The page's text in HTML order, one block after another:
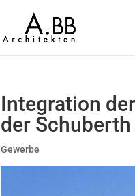
Integration
der
Gewerbe